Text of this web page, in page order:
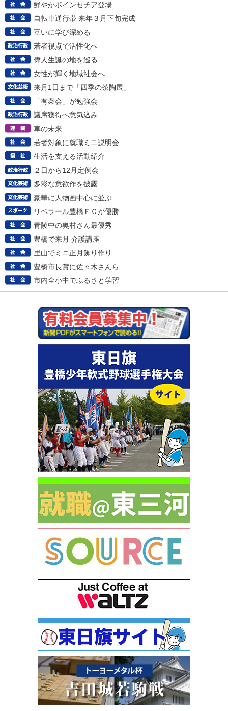
鮮やかポインセチア登場
自転車通行帯 来年３月下旬完成
互いに学び深める
若者視点で活性化へ
偉人生誕の地を巡る
女性が輝く地域社会へ
来月1日まで「四季の茶陶展」
「有衆会」が勉強会
議席獲得へ意気込み
車の未来
若者対象に就職ミニ説明会
生活を支える活動紹介
２日から12月定例会
多彩な意欲作を披露
豪華に人物画中心に並ぶ
リベラール豊橋ＦＣが優勝
青陵中の奥村さん最優秀
豊橋で来月 介護講座
里山でミニ正月飾り作り
豊橋市長賞に佐々木さんら
市内全小中でふるさと学習